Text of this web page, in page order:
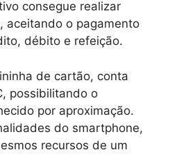
consegue realizar
aceitando o pagamento
débito e refeição.
de cartão, conta
possibilitando o
por aproximação.
do smartphone,
recursos de um